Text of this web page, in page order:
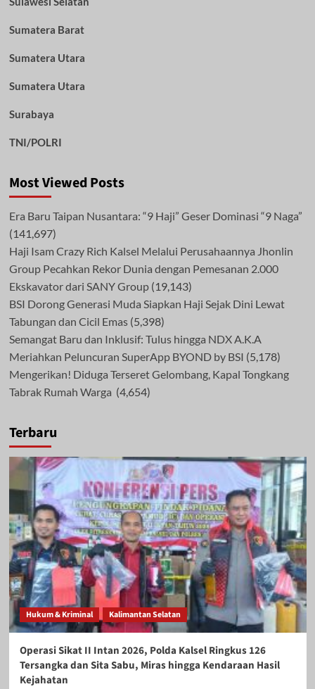
Sumatera Barat
Sumatera Utara
Sumatera Utara
Surabaya
TNI/POLRI
Most Viewed Posts
Era Baru Taipan Nusantara: “9 Haji” Geser Dominasi “9 Naga”
(141,697)
Haji Isam Crazy Rich Kalsel Melalui Perusahaannya Jhonlin
Group Pecahkan Rekor Dunia dengan Pemesanan 2.000
Ekskavator dari SANY Group (19,143)
BSI Dorong Generasi Muda Siapkan Haji Sejak Dini Lewat
Tabungan dan Cicil Emas (5,398)
Semangat Baru dan Inklusif: Tulus hingga NDX A.K.A
Meriahkan Peluncuran SuperApp BYOND by BSI (5,178)
Mengerikan! Diduga Terseret Gelombang, Kapal Tongkang
Tabrak Rumah Warga (4,654)
Terbaru
Hukum & Kriminal Kalimantan Selatan
Operasi Sikat II Intan 2026, Polda Kalsel Ringkus 126
Tersangka dan Sita Sabu, Miras hingga Kendaraan Hasil
Kejahatan